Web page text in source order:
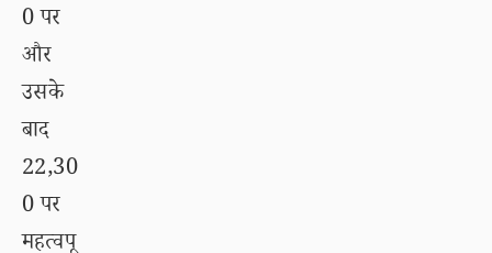
0 पर
और
उसके
बाद
22,30
0 पर
महत्वपू